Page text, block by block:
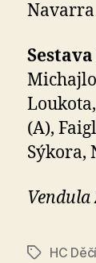
(A),
Sýkora,
Vendula
ŠtítkyHC